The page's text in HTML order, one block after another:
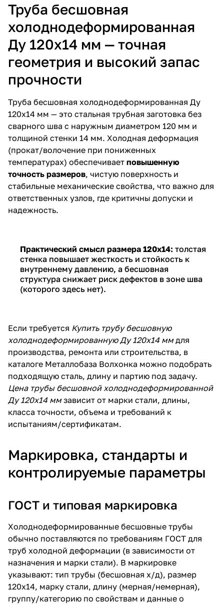
Труба бесшовная
холоднодеформированная
Ду 120х14 мм — точная
геометрия и высокий запас
прочности
Труба бесшовная холоднодеформированная Ду
120х14 мм — это стальная трубная заготовка без
сварного шва с наружным диаметром 120 мм и
толщиной стенки 14 мм. Холодная деформация
(прокат/волочение при пониженных
температурах) обеспечивает повышенную
точность размеров, чистую поверхность и
стабильные механические свойства, что важно для
ответственных узлов, где критичны допуски и
надежность.
Практический смысл размера 120х14: толстая
стенка повышает жесткость и стойкость к
внутреннему давлению, а бесшовная
структура снижает риск дефектов в зоне шва
(которого здесь нет).
Если требуется Купить трубу бесшовную
холоднодеформированную Ду 120х14 ммдля
производства, ремонта или строительства, в
каталоге Металлобаза Волхонка можно подобрать
подходящую сталь, длину и партию под задачу.
Цена трубы бесшовной холоднодеформированной
Ду 120х14 ммзависит от марки стали, длины,
класса точности, объема и требований к
испытаниям/сертификатам.
Маркировка, стандарты и
контролируемые параметры
ГОСТ и типовая маркировка
Холоднодеформированные бесшовные трубы
обычно поставляются по требованиям ГОСТ для
труб холодной деформации (в зависимости от
назначения и марки стали). В маркировке
указывают: тип трубы (бесшовная х/д), размер
120х14, марку стали, длину (мерная/немерная),
группу/категорию по свойствам и данные о